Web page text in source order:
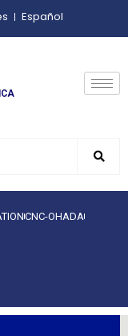
Español
CNC-OHADA